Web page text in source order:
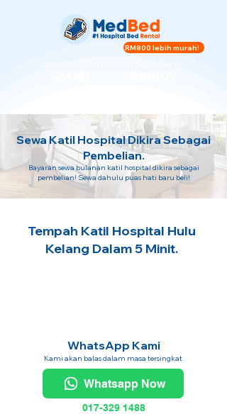
RM800 lebih murah!
Sewa Katil Hospital Dikira Sebagai
Pembelian.
Bayaran sewa bulanan katil hospital dikira sebagai
pembelian! Sewa dahulu puas hati baru beli!
Tempah Katil Hospital Hulu
Kelang Dalam 5 Minit.
WhatsApp Kami
Kami akan balas dalam masa tersingkat.
Whatsapp Now
017-329 1488